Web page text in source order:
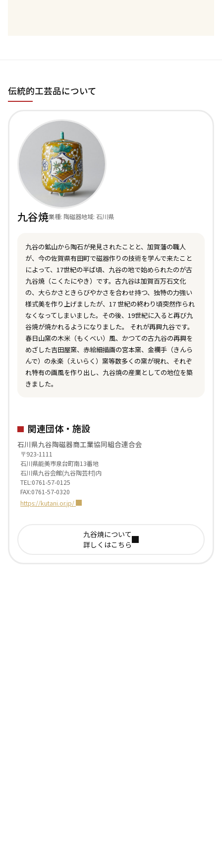
伝統的工芸品について
九谷焼業種: 陶磁器地域: 石川県
九谷の鉱山から陶石が発見されたことと、加賀藩の職人
が、今の佐賀県有田町で磁器作りの技術を学んで来たこと
によって、17世紀の半ば頃、九谷の地で始められたのが古
九谷焼（こくたにやき）です。古九谷は加賀百万石文化
の、大らかさときらびやかさを合わせ持つ、独特の力強い
様式美を作り上げましたが、17 世紀の終わり頃突然作られ
なくなってしまいました。その後、19世紀に入ると再び九
谷焼が焼かれるようになりました。 それが再興九谷です。
春日山窯の木米（もくべい）風、かつての古九谷の再興を
めざした吉田屋窯、赤絵細描画の宮本窯、金襴手（きんら
んで）の永楽（えいらく）窯等数多くの窯が現れ、それぞ
れ特有の画風を作り出し、九谷焼の産業としての地位を築
きました。
関連団体・施設
石川県九谷陶磁器商工業協同組合連合会
〒923-1111
石川県能美市泉台町南13番地
石川県九谷会館(九谷陶芸村)内
TEL:0761-57-0125
FAX:0761-57-0320
https://kutani.or.jp/
九谷焼について
詳しくはこちら